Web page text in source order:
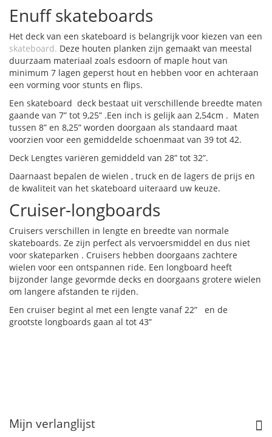
Enuff skateboards
Het deck van een skateboard is belangrijk voor kiezen van een
skateboard. Deze houten planken zijn gemaakt van meestal
duurzaam materiaal zoals esdoorn of maple hout van
minimum 7 lagen geperst hout en hebben voor en achteraan
een vorming voor stunts en flips.
Een skateboard deck bestaat uit verschillende breedte maten
gaande van 7” tot 9,25” .Een inch is gelijk aan 2,54cm . Maten
tussen 8” en 8,25” worden doorgaan als standaard maat
voorzien voor een gemiddelde schoenmaat van 39 tot 42.
Deck Lengtes variëren gemiddeld van 28” tot 32”.
Daarnaast bepalen de wielen , truck en de lagers de prijs en
de kwaliteit van het skateboard uiteraard uw keuze.
Cruiser-longboards
Cruisers verschillen in lengte en breedte van normale
skateboards. Ze zijn perfect als vervoersmiddel en dus niet
voor skateparken . Cruisers hebben doorgaans zachtere
wielen voor een ontspannen ride. Een longboard heeft
bijzonder lange gevormde decks en doorgaans grotere wielen
om langere afstanden te rijden.
Een cruiser begint al met een lengte vanaf 22” en de
grootste longboards gaan al tot 43”
Mijn verlanglijst